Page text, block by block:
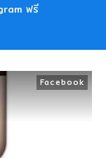
ฟรี
Facebook